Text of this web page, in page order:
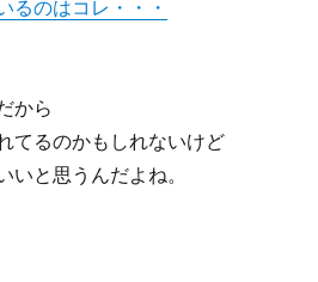
るのはコレ・・・
から
てるのかもしれないけど
いと思うんだよね。